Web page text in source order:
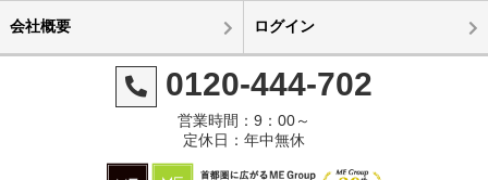
会社概要 ログイン
0120-444-702
営業時間：9：00～
定休日：年中無休